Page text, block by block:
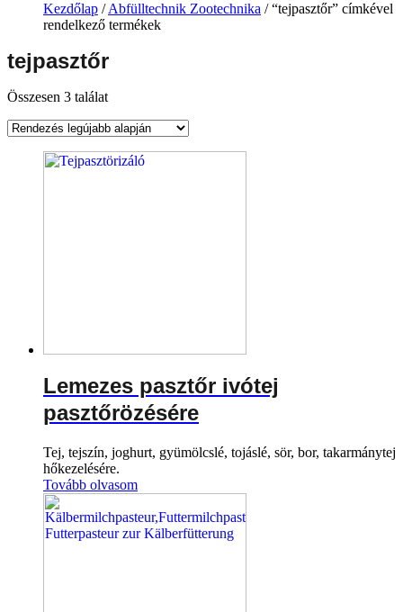
Kezdőlap /Abfülltechnik Zootechnika / “tejpasztőr” címkével
rendelkező termékek
tejpasztőr
Összesen 3 találat
Lemezes pasztőr ivótej
pasztőrözésére
Tej, tejszín, joghurt, gyümölcslé, tojáslé, sör, bor, takarmánytej
hőkezelésére.
Tovább olvasom